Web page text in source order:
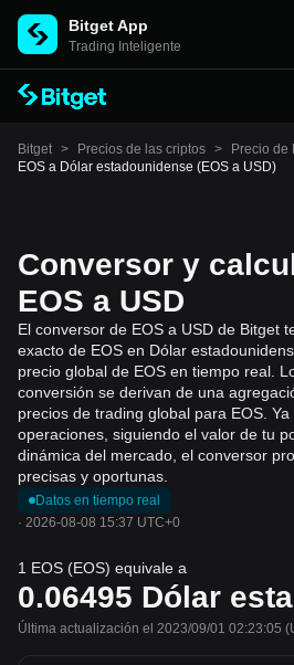
Bitget App
Trading Inteligente
Bitget > Precios de las criptos > Precio de
EOS a Dólar estadounidense (EOS a USD)
Conversor y
EOS a USD
El conversor de EOS a USD de Bitget
exacto de EOS en Dólar
precio global de EOS en tiempo real.
conversión se derivan de una
precios de trading global para EOS.
operaciones, siguiendo el valor de tu
dinámica del mercado, el conversor
precisas y oportunas.
Datos en tiempo real
· 2026-08-08 15:37 UTC+0
1 EOS (EOS) equivale a
0.06495 Dólar
Última actualización el 2023/09/01 02:23:05